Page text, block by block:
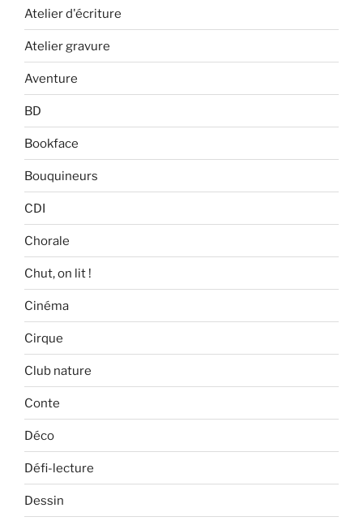
Atelier d'écriture
Atelier gravure
Aventure
BD
Bookface
Bouquineurs
CDI
Chorale
Chut, on lit !
Cinéma
Cirque
Club nature
Conte
Déco
Défi-lecture
Dessin